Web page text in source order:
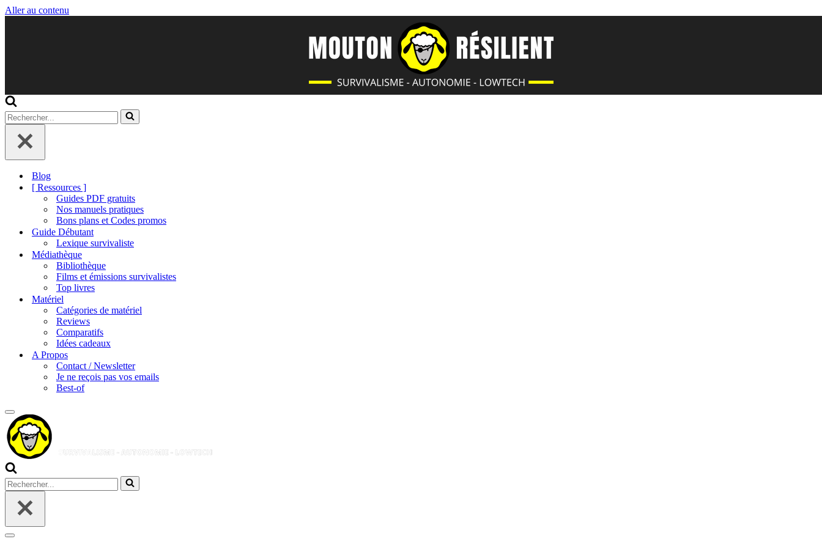
Aller au contenu
Rechercher...
Blog
[ Ressources ]
Guides PDF gratuits
Nos manuels pratiques
Bons plans et Codes promos
Guide Débutant
Lexique survivaliste
Médiathèque
Bibliothèque
Films et émissions survivalistes
Top livres
Matériel
Catégories de matériel
Reviews
Comparatifs
Idées cadeaux
A Propos
Contact / Newsletter
Je ne reçois pas vos emails
Best-of
Menu
de
navigation
Rechercher...
Menu